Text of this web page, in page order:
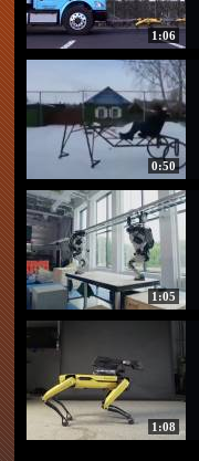
1:06
0:50
1:05
1:08